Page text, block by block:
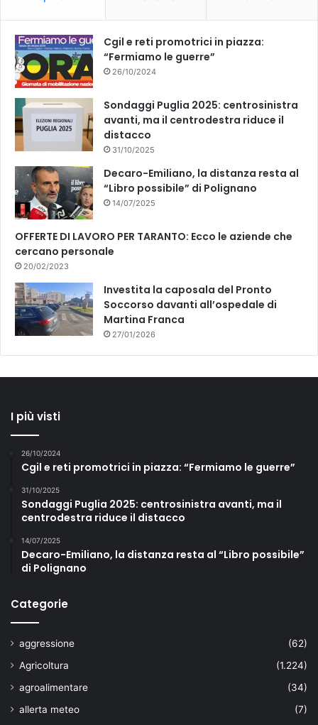
k
Cgil e reti promotrici in piazza:
“Fermiamo le guerre”
26/10/2024
Sondaggi Puglia 2025: centrosinistra
avanti, ma il centrodestra riduce il
distacco
31/10/2025
Decaro-Emiliano, la distanza resta al
“Libro possibile” di Polignano
14/07/2025
OFFERTE DI LAVORO PER TARANTO: Ecco le aziende che
cercano personale
20/02/2023
Investita la caposala del Pronto
Soccorso davanti all’ospedale di
Martina Franca
27/01/2026
I più visti
26/10/2024
Cgil e reti promotrici in piazza: “Fermiamo le guerre”
31/10/2025
Sondaggi Puglia 2025: centrosinistra avanti, ma il
centrodestra riduce il distacco
14/07/2025
Decaro-Emiliano, la distanza resta al “Libro possibile”
di Polignano
Categorie
aggressione
(62)
Agricoltura
(1.224)
agroalimentare
(34)
allerta meteo
(7)